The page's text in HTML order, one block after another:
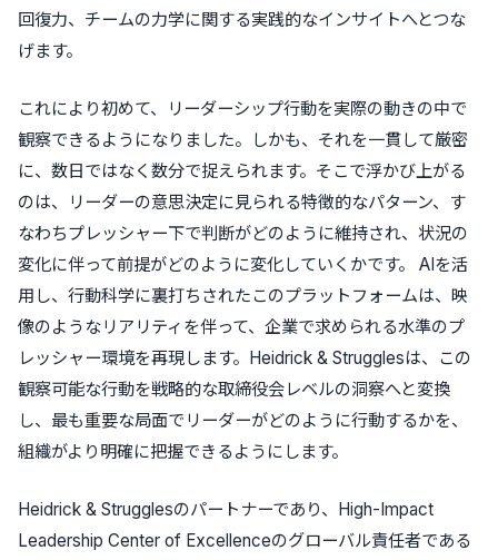
回復力、チームの力学に関する実践的なインサイトへとつな
げます。
これにより初めて、リーダーシップ行動を実際の動きの中で
観察できるようになりました。しかも、それを一貫して厳密
に、数日ではなく数分で捉えられます。そこで浮かび上がる
のは、リーダーの意思決定に見られる特徴的なパターン、す
なわちプレッシャー下で判断がどのように維持され、状況の
変化に伴って前提がどのように変化していくかです。 AIを活
用し、行動科学に裏打ちされたこのプラットフォームは、映
像のようなリアリティを伴って、企業で求められる水準のプ
レッシャー環境を再現します。Heidrick & Strugglesは、この
観察可能な行動を戦略的な取締役会レベルの洞察へと変換
し、最も重要な局面でリーダーがどのように行動するかを、
組織がより明確に把握できるようにします。
Heidrick & Strugglesのパートナーであり、High-Impact
Leadership Center of Excellenceのグローバル責任者である